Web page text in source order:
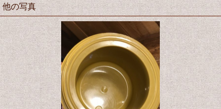
他の写真